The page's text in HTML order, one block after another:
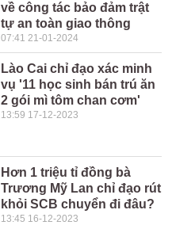
về công tác bảo đảm trật
tự an toàn giao thông
07:41 21-01-2024
Lào Cai chỉ đạo xác minh
vụ '11 học sinh bán trú ăn
2 gói mì tôm chan cơm'
13:59 17-12-2023
Hơn 1 triệu tỉ đồng bà
Trương Mỹ Lan chỉ đạo rút
khỏi SCB chuyển đi đâu?
13:45 16-12-2023